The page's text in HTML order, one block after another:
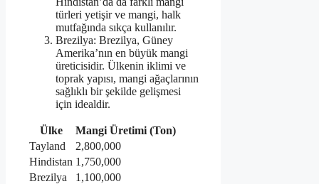
türleri yetişir ve mangi, halk
mutfağında sıkça kullanılır.
Brezilya: Brezilya, Güney
Amerika’nın en büyük mangi
üreticisidir. Ülkenin iklimi ve
toprak yapısı, mangi ağaçlarının
sağlıklı bir şekilde gelişmesi
için idealdir.
Ülke
Mangi Üretimi (Ton)
Tayland
2,800,000
Hindistan 1,750,000
Brezilya
1,100,000